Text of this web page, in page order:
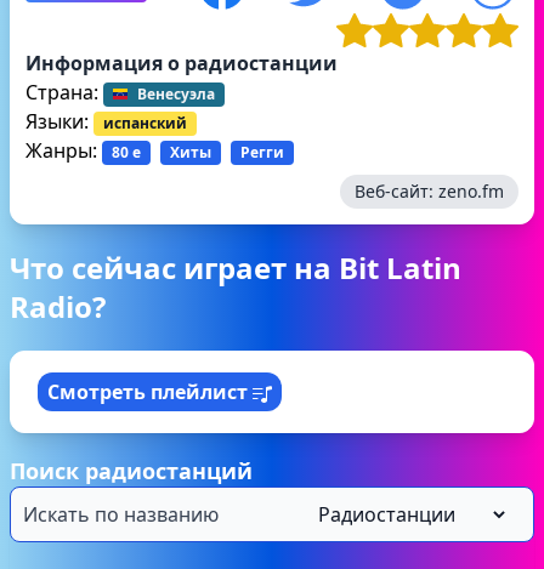
Информация о радиостанции
Страна:
Венесуэла
Языки: испанский
Жанры: 80 е Хиты Регги
Веб-сайт: zeno.fm
Что сейчас играет на Bit Latin
Radio?
Смотреть плейлист
Поиск радиостанций